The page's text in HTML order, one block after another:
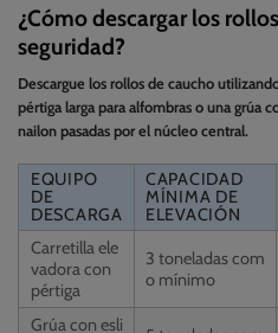
¿Cómo descargar los
seguridad?
Descargue los rollos de caucho
pértiga larga para alfombras o una grúa
nailon pasadas por el núcleo central.
EQUIPO
DE
DESCARGA
CAPACIDAD
MÍNIMA DE
ELEVACIÓN
Carretilla ele
vadora con
pértiga
3 toneladas com
o mínimo
Grúa con esli